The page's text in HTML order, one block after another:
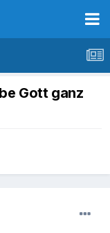
Gott ganz